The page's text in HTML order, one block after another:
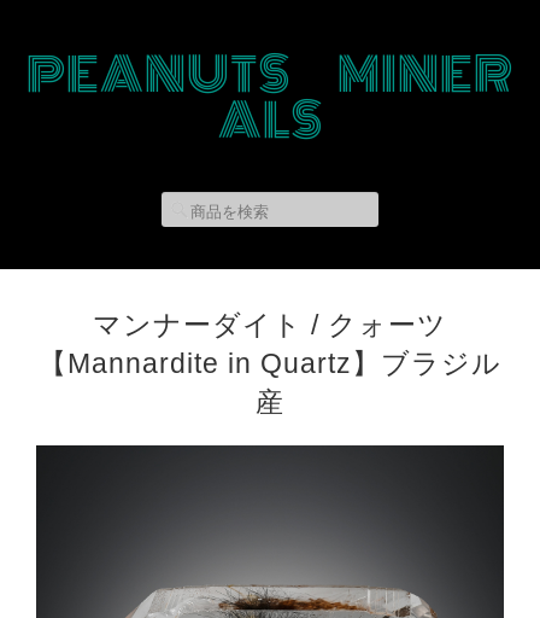
PEANUTS MINER
ALS
マンナーダイト / クォーツ
【Mannardite in Quartz】ブラジル
産